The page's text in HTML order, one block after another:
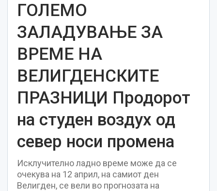
ГОЛЕМО
ЗАЛАДУВАЊЕ ЗА
ВРЕМЕ НА
ВЕЛИГДЕНСКИТЕ
ПРАЗНИЦИ Продорот
на студен воздух од
север носи промена
Исклучително ладно време може да се
очекува на 12 април, на самиот ден
Велигден, се вели во прогнозата на